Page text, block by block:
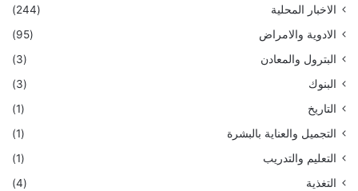
الاخبار المحلية
(244)
الادوية والامراض
(95)
البترول والمعادن
(3)
البنوك
(3)
التاريخ
(1)
التجميل والعناية بالبشرة
(1)
التعليم والتدريب
(1)
التغذية
(4)